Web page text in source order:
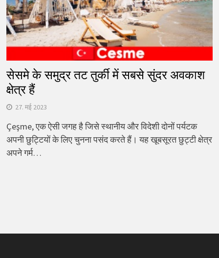
सेसमे के समुद्र तट तुर्की में सबसे सुंदर अवकाश
क्षेत्र हैं
27. मई 2023
Çeşme, एक ऐसी जगह है जिसे स्थानीय और विदेशी दोनों पर्यटक
अपनी छुट्टियों के लिए चुनना पसंद करते हैं। यह खूबसूरत छुट्टी क्षेत्र
अपने गर्म…